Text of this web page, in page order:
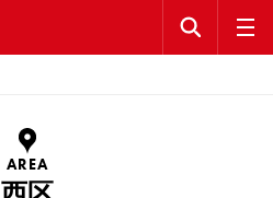
AREA